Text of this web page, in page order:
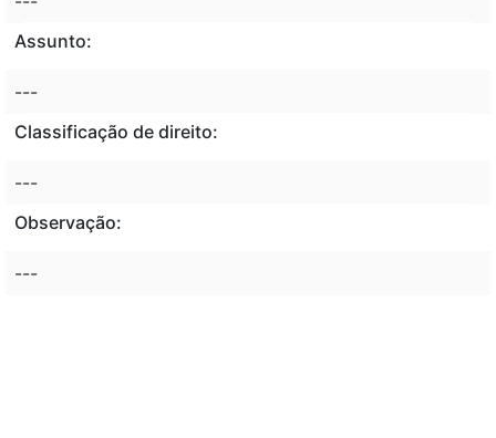
Assunto:
---
Classificação de direito:
---
Observação:
---